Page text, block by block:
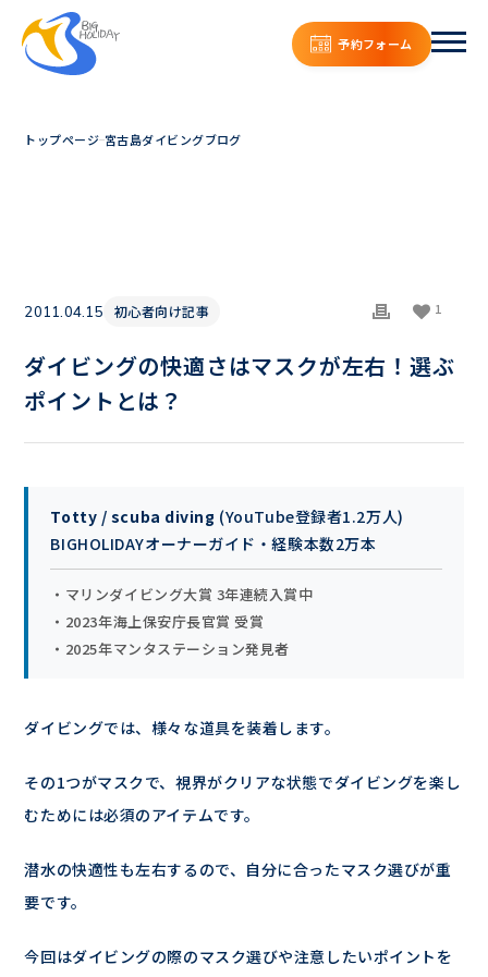
予約フォーム
トップページ 宮古島ダイビングブログ
2011.04.15 初心者向け記事 1
ダイビングの快適さはマスクが左右！選ぶ
ポイントとは？
Totty / scuba diving (YouTube登録者1.2万人)
BIGHOLIDAYオーナーガイド・経験本数2万本
・マリンダイビング大賞 3年連続入賞中
・2023年海上保安庁長官賞 受賞
・2025年マンタステーション発見者
ダイビングでは、様々な道具を装着します。
その1つがマスクで、視界がクリアな状態でダイビングを楽し
むためには必須のアイテムです。
潜水の快適性も左右するので、自分に合ったマスク選びが重
要です。
今回はダイビングの際のマスク選びや注意したいポイントを